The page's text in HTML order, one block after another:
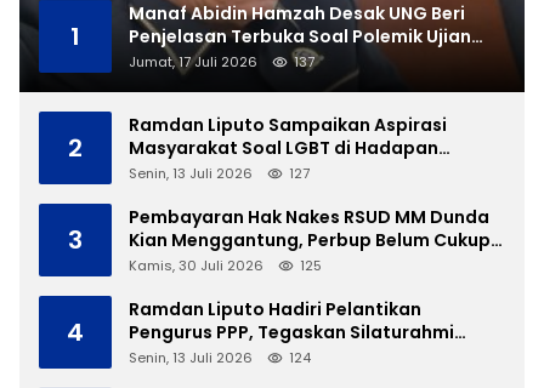
1
Manaf Abidin Hamzah Desak UNG Beri
Penjelasan Terbuka Soal Polemik Ujian
Skripsi Mahasiswi
Jumat, 17 Juli 2026 137
2
Ramdan Liputo Sampaikan Aspirasi
Masyarakat Soal LGBT di Hadapan
Gubernur Gusnar
Senin, 13 Juli 2026 127
3
Pembayaran Hak Nakes RSUD MM Dunda
Kian Menggantung, Perbup Belum Cukup
Tanpa Direktur Definitif
Kamis, 30 Juli 2026 125
4
Ramdan Liputo Hadiri Pelantikan
Pengurus PPP, Tegaskan Silaturahmi
Antarpartai Kunci Membangun Gorontalo
Senin, 13 Juli 2026 124